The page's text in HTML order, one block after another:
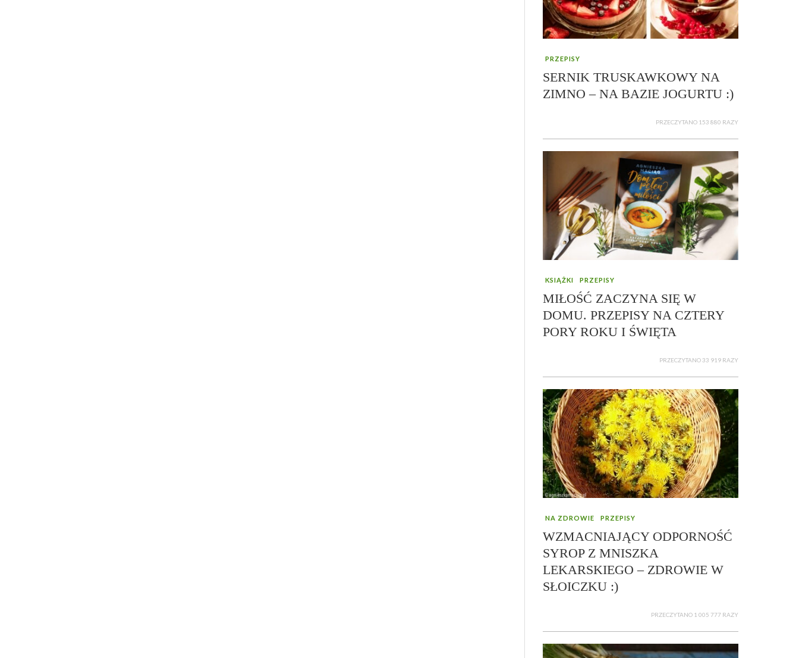
PRZEPISY
SERNIK TRUSKAWKOWY NA
ZIMNO – NA BAZIE JOGURTU :)
PRZECZYTANO 153 880 RAZY
KSIĄŻKI PRZEPISY
MIŁOŚĆ ZACZYNA SIĘ W
DOMU. PRZEPISY NA CZTERY
PORY ROKU I ŚWIĘTA
PRZECZYTANO 33 919 RAZY
NA ZDROWIE PRZEPISY
WZMACNIAJĄCY ODPORNOŚĆ
SYROP Z MNISZKA
LEKARSKIEGO – ZDROWIE W
SŁOICZKU :)
PRZECZYTANO 1 005 777 RAZY